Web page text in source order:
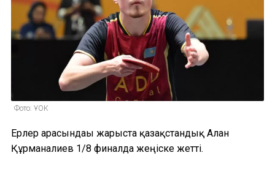
Фото: ҰОК
Ерлер арасындағы жарыста қазақстандық Алан
Құрманғалиев 1/8 финалда жеңіске жетті.